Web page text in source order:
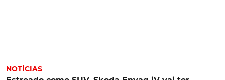
NOTÍCIAS